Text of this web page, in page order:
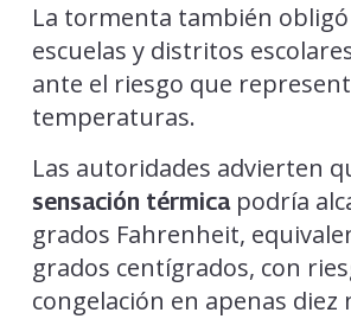
La tormenta también
escuelas y distritos
ante el riesgo que
temperaturas.
Las autoridades advierten
sensación térmica podría
grados Fahrenheit,
grados centígrados, con
congelación en apenas diez